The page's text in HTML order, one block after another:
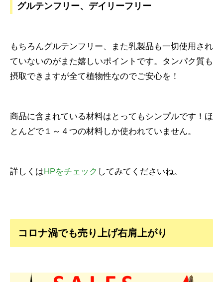
グルテンフリー、デイリーフリー
もちろんグルテンフリー、また乳製品も一切使用され
ていないのがまた嬉しいポイントです。タンパク質も
摂取できますが全て植物性なのでご安心を！
商品に含まれている材料はとってもシンプルです！ほ
とんどで１～４つの材料しか使われていません。
詳しくはHPをチェック してみてくださいね。
コロナ渦でも売り上げ右肩上がり